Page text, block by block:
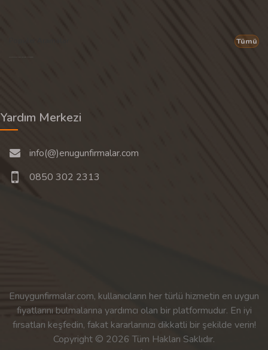
Tümü
Yardım Merkezi
info(@)enugunfirmalar.com
0850 302 2313
Enuygunfirmalar.com, kullanıcıların her türlü hizmetin en uygun
fiyatlarını bulmalarına yardımcı olan bir platformudur. En iyi
fırsatları keşfedin, fakat kararlarınızı dikkatli bir şekilde verin!
Copyright © 2026 Tüm Hakları Saklıdır.